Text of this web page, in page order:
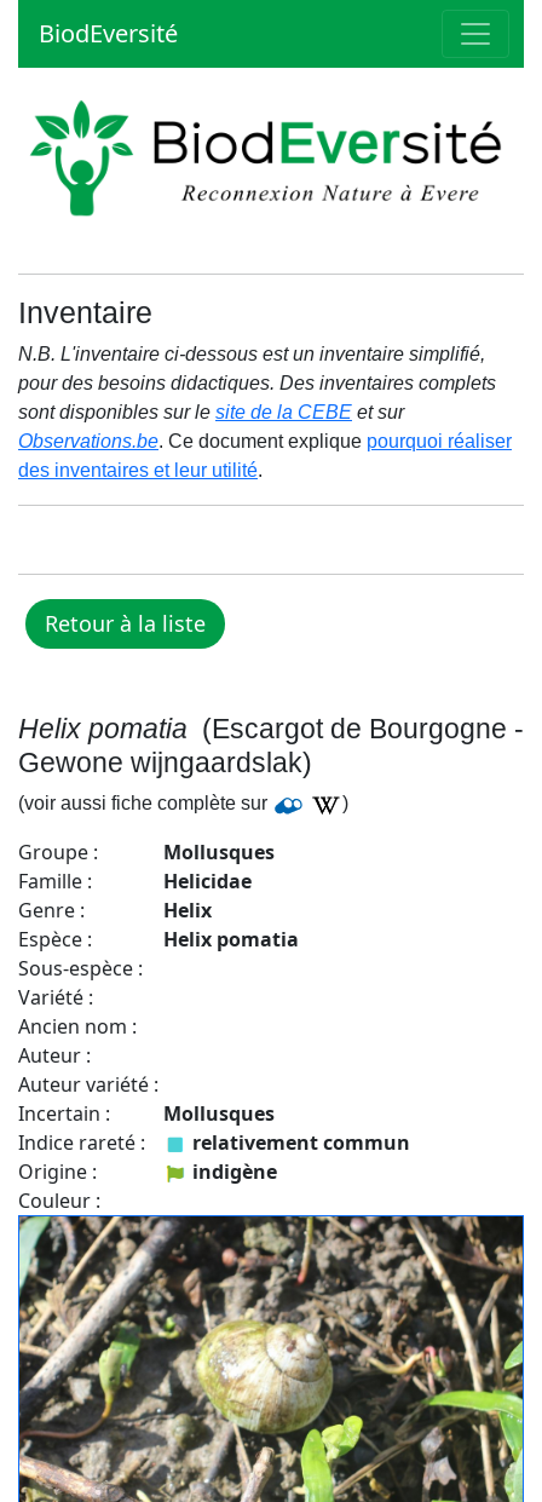
BiodEversité
Inventaire
N.B. L'inventaire ci-dessous est un inventaire simplifié,
pour des besoins didactiques. Des inventaires complets
sont disponibles sur le site de la CEBE et sur
Observations.be. Ce document explique pourquoi réaliser
des inventaires et leur utilité.
Helix pomatia (Escargot de Bourgogne -
Gewone wijngaardslak)
(voir aussi fiche complète sur )
Groupe :
Mollusques
Famille :
Helicidae
Genre :
Helix
Espèce :
Helix pomatia
Sous-espèce :
Variété :
Ancien nom :
Auteur :
Auteur variété :
Incertain :
Mollusques
Indice rareté :
relativement commun
Origine :
indigène
Couleur :